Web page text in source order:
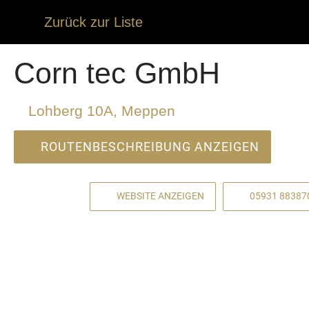
Zurück zur Liste
Corn tec GmbH
Lohberg 10A, Meppen
ROUTENBESCHREIBUNG ANZEIGEN
WEBSITE ANZEIGEN 05931